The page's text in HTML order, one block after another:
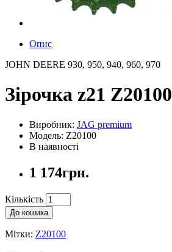
Опис
JOHN DEERE 930, 950, 940, 960, 970
Зірочка z21 Z20100
Виробник: JAG premium
Модель: Z20100
В наявності
1 174грн.
Кількість
До кошика
Мітки: Z20100